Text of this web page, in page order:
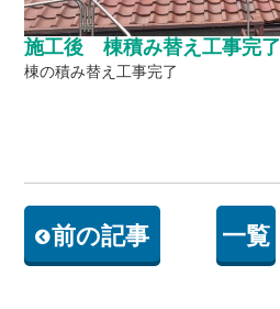
施工後 棟積み替え工事完了
棟の積み替え工事完了
前の記事 一覧